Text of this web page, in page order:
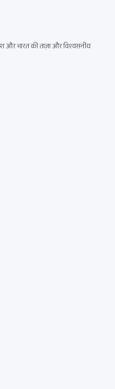
और भारत की ताज़ा और विश्वसनीय